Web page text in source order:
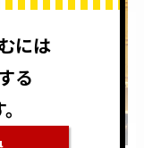
には
る